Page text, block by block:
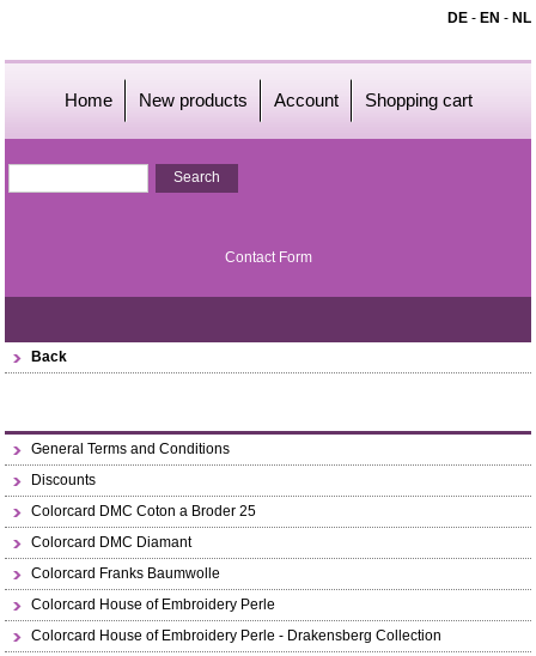
DE- EN - NL
Home New products Account Shopping cart
Contact Form
Back
General Terms and Conditions
Discounts
Colorcard DMC Coton a Broder 25
Colorcard DMC Diamant
Colorcard Franks Baumwolle
Colorcard House of Embroidery Perle
Colorcard House of Embroidery Perle - Drakensberg Collection